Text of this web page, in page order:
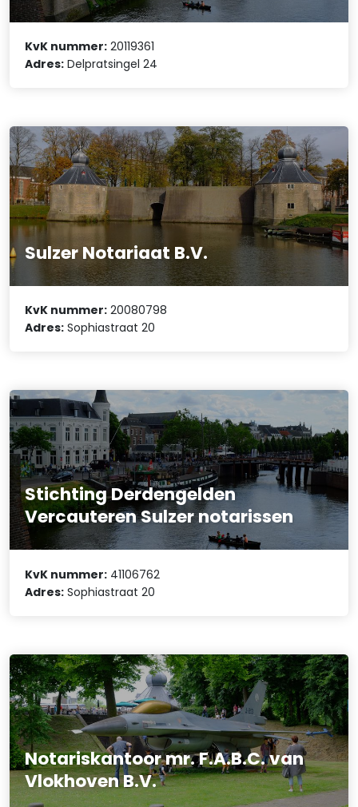
KvK nummer: 20119361
Adres: Delpratsingel 24
Sulzer Notariaat B.V.
KvK nummer: 20080798
Adres: Sophiastraat 20
Stichting Derdengelden
Vercauteren Sulzer notarissen
KvK nummer: 41106762
Adres: Sophiastraat 20
Notariskantoor mr. F.A.B.C. van
Vlokhoven B.V.